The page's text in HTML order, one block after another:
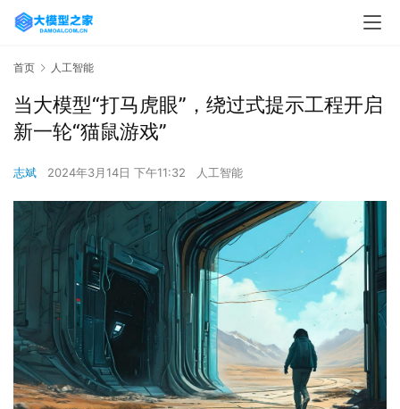
首页 人工智能
当大模型“打马虎眼”，绕过式提示工程开启
新一轮“猫鼠游戏”
志斌 2024年3月14日 下午11:32 人工智能